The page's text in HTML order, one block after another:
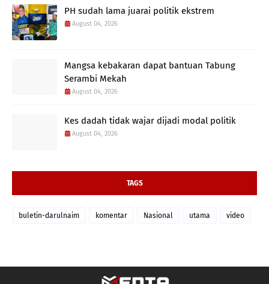
PH sudah lama juarai politik ekstrem
August 04, 2026
Mangsa kebakaran dapat bantuan Tabung
Serambi Mekah
August 04, 2026
Kes dadah tidak wajar dijadi modal politik
August 04, 2026
TAGS
buletin-darulnaim komentar Nasional utama video